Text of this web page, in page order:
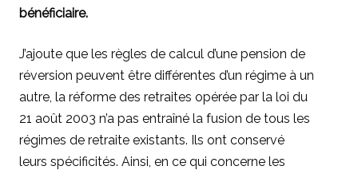
bénéficiaire.
J’ajoute que les règles de calcul d’une pension de
réversion peuvent être différentes d’un régime à un
autre, la réforme des retraites opérée par la loi du
21 août 2003 n’a pas entraîné la fusion de tous les
régimes de retraite existants. Ils ont conservé
leurs spécificités. Ainsi, en ce qui concerne les